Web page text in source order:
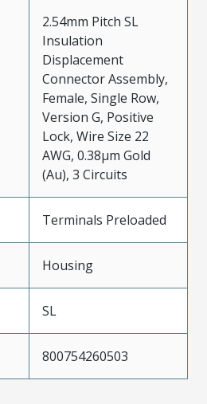
2.54mm Pitch SL
Insulation
Displacement
Connector Assembly,
Female, Single Row,
Version G, Positive
Lock, Wire Size 22
AWG, 0.38µm Gold
(Au), 3 Circuits
Terminals Preloaded
Housing
SL
800754260503